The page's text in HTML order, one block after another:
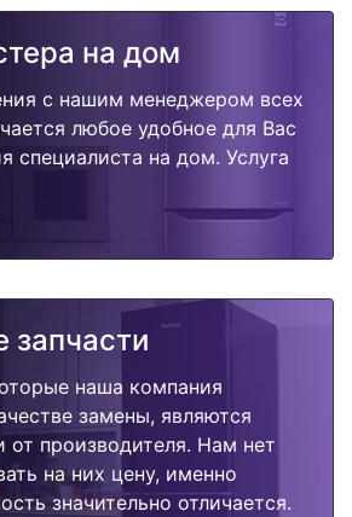
на дом
с нашим менеджером всех
любое удобное для Вас
специалиста на дом. Услуга
запчасти
наша компания
замены, являются
от производителя. Нам нет
на них цену, именно
значительно отличается.